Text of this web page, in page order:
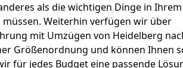
als die wichtigen Dinge in
Weiterhin verfügen wir über
mit Umzügen von Heidelberg
Größenordnung und können Ihnen
für jedes Budget eine passende